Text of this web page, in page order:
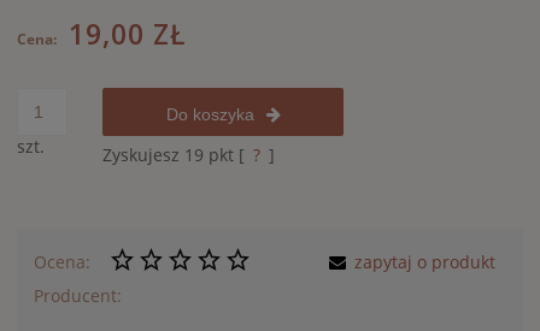
Cena: 19,00 ZŁ
szt.
Do koszyka
Zyskujesz 19 pkt [ ? ]
Ocena:
Producent:
zapytaj o produkt